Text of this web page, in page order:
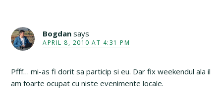
Bogdan says
APRIL 8, 2010 AT 4:31 PM
Pfff… mi-as fi dorit sa particip si eu. Dar fix weekendul ala il
am foarte ocupat cu niste evenimente locale.